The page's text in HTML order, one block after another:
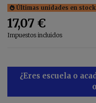
Últimas unidades en stock
17,07 €
Impuestos incluidos
¿Eres escuela o